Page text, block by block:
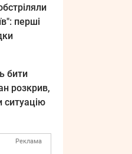
перші
бити
розкрив,
Реклама